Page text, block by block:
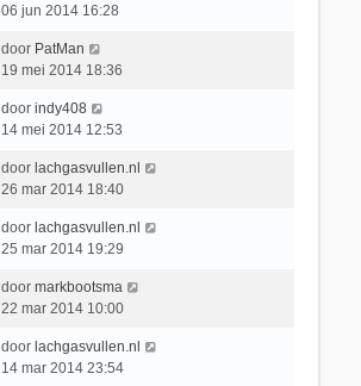
06 jun 2014 16:28
door PatMan
19 mei 2014 18:36
door indy408
14 mei 2014 12:53
door lachgasvullen.nl
26 mar 2014 18:40
door lachgasvullen.nl
25 mar 2014 19:29
door markbootsma
22 mar 2014 10:00
door lachgasvullen.nl
14 mar 2014 23:54